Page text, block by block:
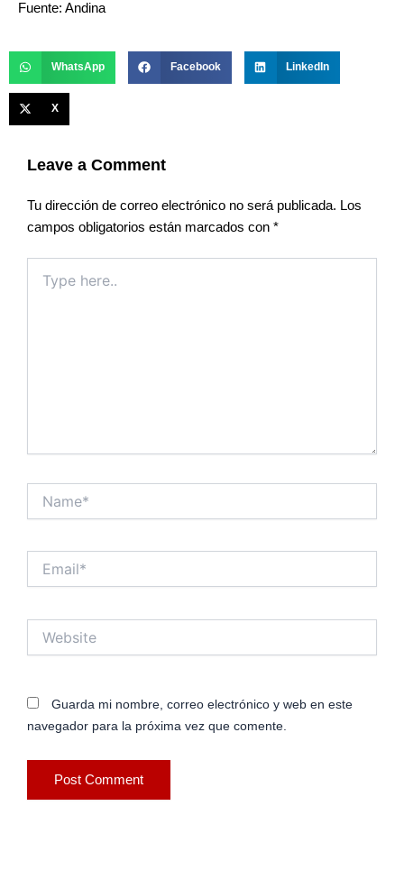
Fuente: Andina
WhatsApp Facebook LinkedIn
X
Leave a Comment
Tu dirección de correo electrónico no será publicada. Los
campos obligatorios están marcados con *
here..
Guarda mi nombre, correo electrónico y web en este
navegador para la próxima vez que comente.